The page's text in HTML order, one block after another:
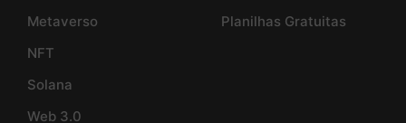
Metaverso
NFT
Solana
Web 3.0
Planilhas Gratuitas